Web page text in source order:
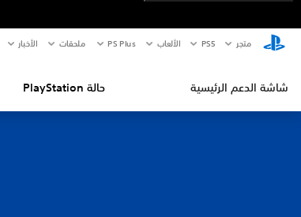
متجر PS5‏ الألعاب PS Plus ملحقات الأخبار
شاشة الدعم الرئيسية حالة PlayStation